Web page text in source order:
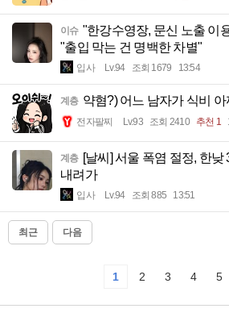
이슈 "한강수영장, 문신 노출 이
"출입 막는 건 명백한 차별"
입사 Lv.94 조회 1679 13:54
계층 약혐?) 어느 남자가 식비 아
전자팔찌 Lv.93 조회 2410 추천 1
계층 [날씨] 서울 폭염 절정, 한
내려가
입사 Lv.94 조회 885 13:51
최근 다음
1 2 3 4 5